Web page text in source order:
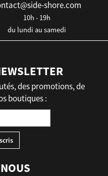
shore.com
10h - 19h
du lundi au samedi
des promotions, de
boutiques :